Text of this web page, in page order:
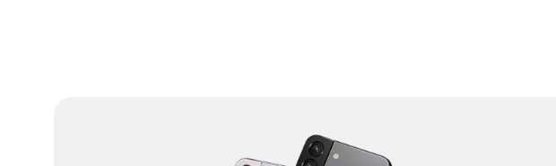
Білоруська, 26